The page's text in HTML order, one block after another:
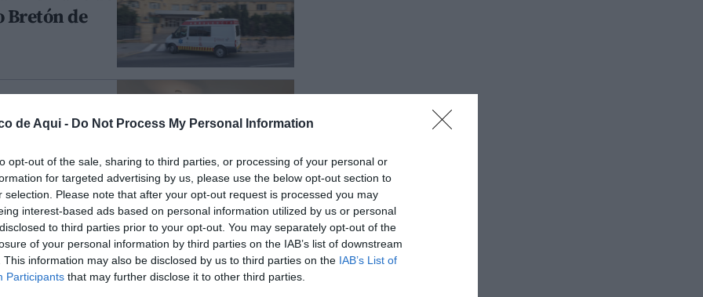
de Aqui - Do Not Process My Personal Information
opt-out of the sale, sharing to third parties, or processing of your personal or
for targeted advertising by us, please use the below opt-out section to
selection. Please note that after your opt-out request is processed you may
interest-based ads based on personal information utilized by us or personal
to third parties prior to your opt-out. You may separately opt-out of the
of your personal information by third parties on the IAB’s list of downstream
This information may also be disclosed by us to third parties on the IAB’s List of
Participants that may further disclose it to other third parties.
Bretón de
Lion
su mejor
millones de